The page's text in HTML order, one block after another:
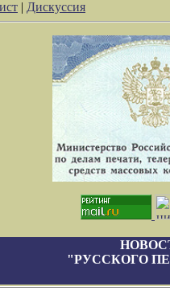
| Дискуссия
"РУССКОГО